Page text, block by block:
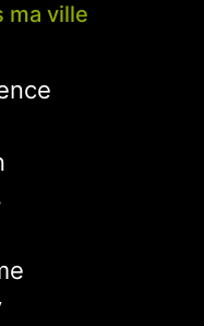
ma ville